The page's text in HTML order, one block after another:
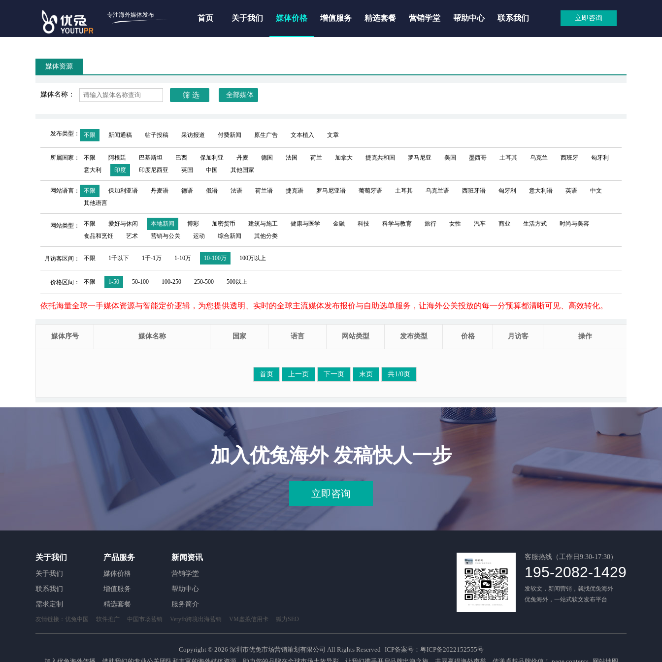
专注海外媒体发布 首页 关于我们 媒体价格 增值服务 精选套餐 营销学堂 帮助中心 联系我们 立即咨询
媒体资源
媒体名称： 全部媒体
发布类型： 不限 新闻通稿 帖子投稿 采访报道 付费新闻 原生广告 文本植入 文章
所属国家： 不限 阿根廷 巴基斯坦 巴西 保加利亚 丹麦 德国 法国 荷兰 加拿大 捷克共和国 罗马尼亚 美国 墨西哥 土耳其 乌克兰 西班牙
匈牙利
意大利
印度 印度尼西亚 英国 中国 其他国家
网站语言： 不限 保加利亚语 丹麦语 德语 俄语 法语 荷兰语 捷克语 罗马尼亚语 葡萄牙语 土耳其 乌克兰语 西班牙语 匈牙利 意大利语 英语
中文
其他语言
网站类型： 不限 爱好与休闲 本地新闻 博彩 加密货币 建筑与施工 健康与医学 金融 科技 科学与教育 旅行 女性 汽车 商业 生活方式
时尚与美容
食品和烹饪
艺术 营销与公关 运动 综合新闻 其他分类
月访客区间： 不限 1千以下 1千-1万 1-10万 10-100万 100万以上
价格区间： 不限 1-50 50-100 100-250 250-500 500以上
依托海量全球一手媒体资源与智能定价逻辑，为您提供透明、实时的全球主流媒体发布报价与自助选单服务，让海外公关投放的每一分预算都清晰可见、高效转化。
媒体序号 媒体名称 国家 语言 网站类型 发布类型 价格 月访客 操作
首页 上一页 下一页 末页 共1/0页
加入优兔海外 发稿快人一步
立即咨询
关于我们
关于我们
联系我们
需求定制
产品服务
媒体价格
增值服务
精选套餐
新闻资讯
营销学堂
帮助中心
服务简介
客服热线（工作日9:30-17:30）
195-2082-1429
发软文，新闻营销，就找优兔海外
优兔海外，一站式软文发布平台
友情链接： 优兔中国 软件推广 中国市场营销 Veryfb跨境出海营销 VM虚拟信用卡 狐力SEO
Copyright © 2026 深圳市优兔市场营销策划有限公司 All Rights Reserved ICP备案号：粤ICP备2022152555号